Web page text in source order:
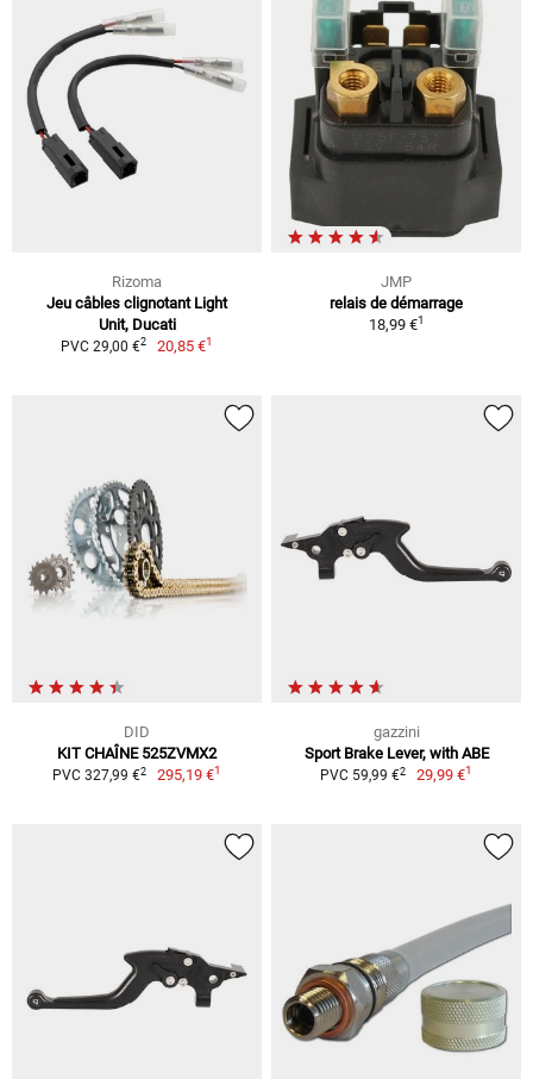
Rizoma
Jeu câbles clignotant Light
Unit, Ducati
PVC 29,00 €2 20,85 €1
JMP
relais de démarrage
18,99 €1
DID
KIT CHAÎNE 525ZVMX2
PVC 327,99 €2 295,19 €1
gazzini
Sport Brake Lever, with ABE
PVC 59,99 €2 29,99 €1